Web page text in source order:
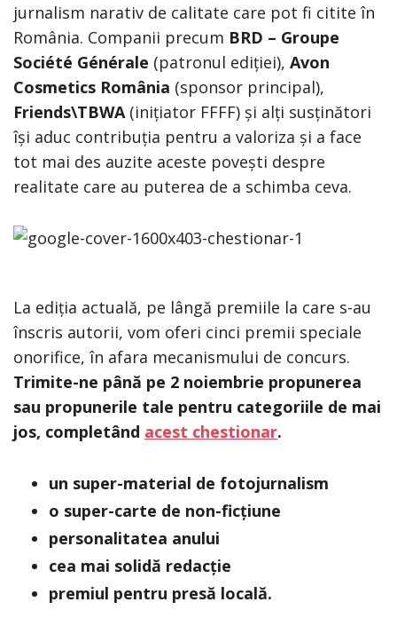
jurnalism narativ de calitate care pot fi citite în
România. Companii precum BRD – Groupe
Société Générale (patronul ediției), Avon
Cosmetics România (sponsor principal),
Friends\TBWA (inițiator FFFF) și alți susținători
își aduc contribuția pentru a valoriza și a face
tot mai des auzite aceste povești despre
realitate care au puterea de a schimba ceva.
La ediția actuală, pe lângă premiile la care s-au
înscris autorii, vom oferi cinci premii speciale
onorifice, în afara mecanismului de concurs.
Trimite-ne până pe 2 noiembrie propunerea
sau propunerile tale pentru categoriile de mai
jos, completând acest chestionar.
un super-material de fotojurnalism
o super-carte de non-ficțiune
personalitatea anului
cea mai solidă redacție
premiul pentru presă locală.